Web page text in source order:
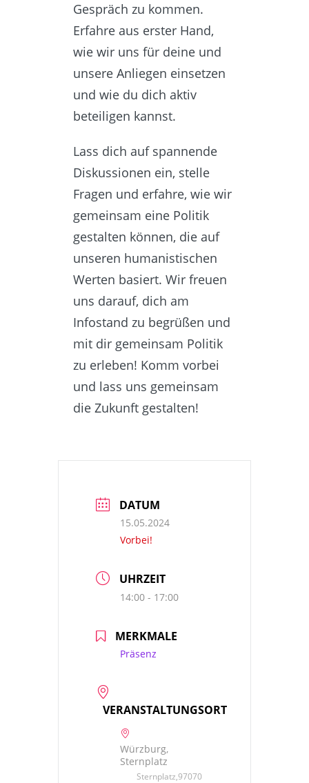
Gespräch zu kommen.
Erfahre aus erster Hand,
wie wir uns für deine und
unsere Anliegen einsetzen
und wie du dich aktiv
beteiligen kannst.
Lass dich auf spannende
Diskussionen ein, stelle
Fragen und erfahre, wie wir
gemeinsam eine Politik
gestalten können, die auf
unseren humanistischen
Werten basiert. Wir freuen
uns darauf, dich am
Infostand zu begrüßen und
mit dir gemeinsam Politik
zu erleben! Komm vorbei
und lass uns gemeinsam
die Zukunft gestalten!
DATUM
15.05.2024
Vorbei!
UHRZEIT
14:00 - 17:00
MERKMALE
Präsenz
VERANSTALTUNGSORT
Würzburg,
Sternplatz
Sternplatz,97070